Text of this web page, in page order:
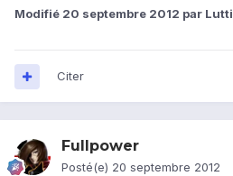
Modifié 20 septembre 2012 par Lutti
Citer
Fullpower
Posté(e) 20 septembre 2012